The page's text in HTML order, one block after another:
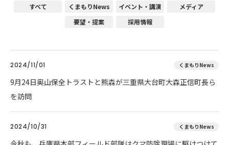
すべて くまもりNews イベント・講演
メディア
要望・提案
採用情報
2024/11/01 くまもりNews
9月24日奥山保全トラストと熊森が三重県大台町大森正信町長ら
を訪問
2024/10/31 くまもりNews